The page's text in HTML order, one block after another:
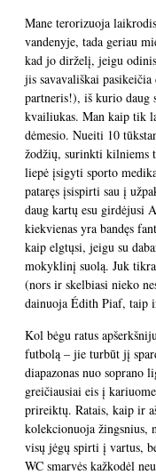
Mane terorizuoja
vandenyje, tada geriau
kad jo dirželį, jeigu
jis savavališkai
partneris!), iš kurio daug
kvailiukas. Man kaip tik
dėmesio. Nueiti 10
žodžių, surinkti kilniems
liepė įsigyti sporto
pataręs įsispirti sau į
daug kartų esu girdėjusi
kiekvienas yra bandęs
kaip elgtųsi, jeigu su
mokyklinį suolą. Juk
(nors ir skelbiasi nieko
dainuoja Édith Piaf, taip
Kol bėgu ratus
futbolą – jie turbūt jį
diapazonas nuo soprano
greičiausiai eis į
prireiktų. Ratais, kaip ir
kolekcionuoja žingsnius,
visų jėgų spirti į vartus,
WC smarvės kažkodėl